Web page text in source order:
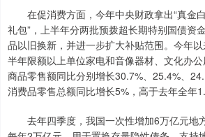
在促消费方面，今年中央财政拿出“真金白
礼包”，上半年分两批预拨超长期特别国债资
品以旧换新，并进一步扩大补贴范围。今年
半年限额以上单位家电和音像器材、文化办
商品零售额同比分别增长30.7%、25.4%、
消费品零售总额同比增长5%，高于去年全年
去年四季度，我国一次性增加6万亿元地